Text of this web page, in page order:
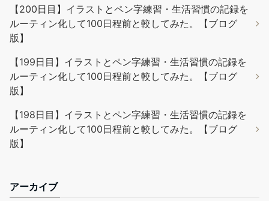
【200日目】イラストとペン字練習・生活習慣の記録を
ルーティン化して100日程前と較してみた。【ブログ
版】
【199日目】イラストとペン字練習・生活習慣の記録を
ルーティン化して100日程前と較してみた。【ブログ
版】
【198日目】イラストとペン字練習・生活習慣の記録を
ルーティン化して100日程前と較してみた。【ブログ
版】
アーカイブ